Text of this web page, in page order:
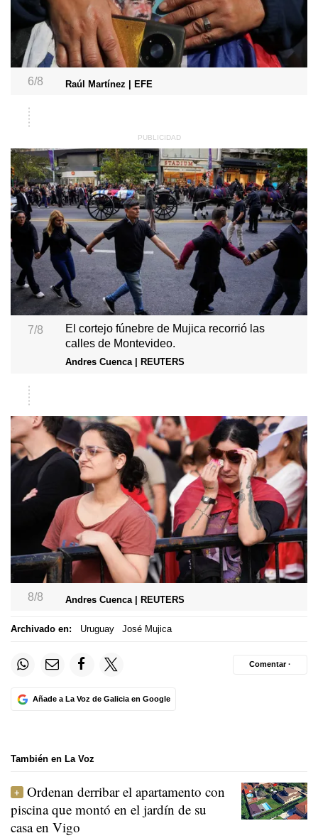
6/8 Raúl Martínez | EFE
7/8
El cortejo fúnebre de Mujica recorrió las
calles de Montevideo.
Andres Cuenca | REUTERS
8/8 Andres Cuenca | REUTERS
Archivado en: Uruguay José Mujica
Añade a La Voz de Galicia en Google
Comentar ·
También en La Voz
Ordenan derribar el apartamento con
piscina que montó en el jardín de su
casa en Vigo